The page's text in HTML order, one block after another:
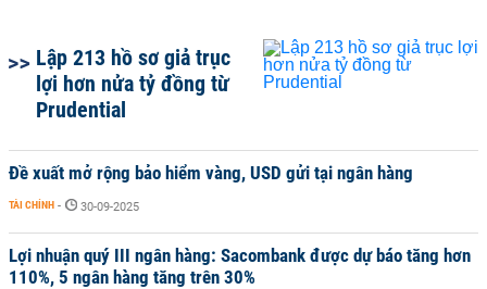
Lập 213 hồ sơ giả trục
lợi hơn nửa tỷ đồng từ
Prudential
Đề xuất mở rộng bảo hiểm vàng, USD gửi tại ngân hàng
TÀI CHÍNH - 30-09-2025
Lợi nhuận quý III ngân hàng: Sacombank được dự báo tăng hơn
110%, 5 ngân hàng tăng trên 30%